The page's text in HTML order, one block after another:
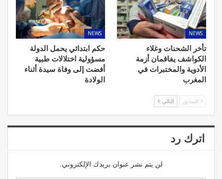
NEWS
تأخر الشحنات وغلاء
الكواشف يفاقمان أزمة
الأدوية والمختبرات في
المغرب
NEWS
حكم ابتدائي يحمل الدولة
مسؤولية اختلالات طبية
أفضت إلى وفاة سيدة أثناء
الولادة
السابق التالي
اترك رد
لن يتم نشر عنوان بريدك الإلكتروني.